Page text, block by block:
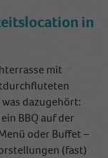
in
mit
dazugehört:
BBQ auf der
oder Buffet –
(fast)